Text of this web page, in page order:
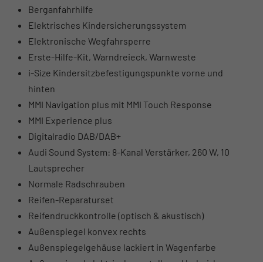
Berganfahrhilfe
Elektrisches Kindersicherungssystem
Elektronische Wegfahrsperre
Erste-Hilfe-Kit, Warndreieck, Warnweste
i-Size Kindersitzbefestigungspunkte vorne und
hinten
MMI Navigation plus mit MMI Touch Response
MMI Experience plus
Digitalradio DAB/DAB+
Audi Sound System: 8-Kanal Verstärker, 260 W, 10
Lautsprecher
Normale Radschrauben
Reifen-Reparaturset
Reifendruckkontrolle (optisch & akustisch)
Außenspiegel konvex rechts
Außenspiegelgehäuse lackiert in Wagenfarbe